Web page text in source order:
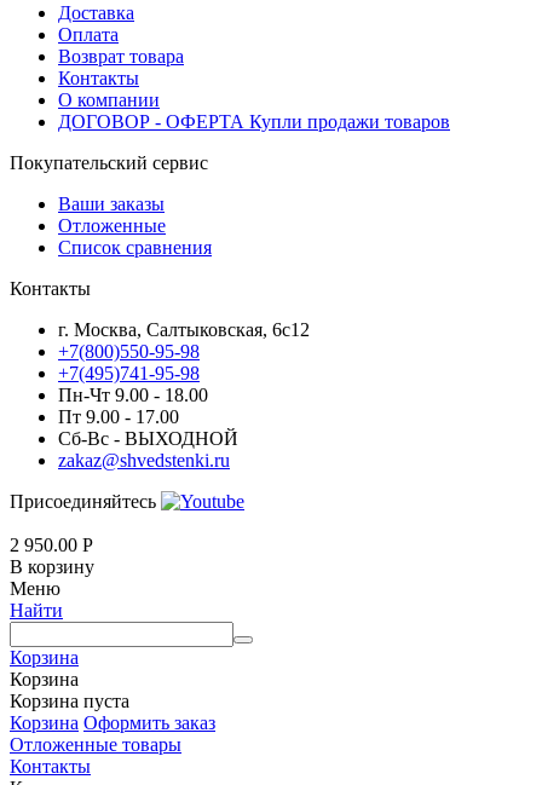
Доставка
Оплата
Возврат товара
Контакты
О компании
ДОГОВОР - ОФЕРТА Купли продажи товаров
Покупательский сервис
Ваши заказы
Отложенные
Список сравнения
Контакты
г. Москва, Салтыковская, 6с12
+7(800)550-95-98
+7(495)741-95-98
Пн-Чт 9.00 - 18.00
Пт 9.00 - 17.00
Сб-Вс - ВЫХОДНОЙ
zakaz@shvedstenki.ru
Присоединяйтесь
2 950.00 Р
В корзину
Меню
Найти
Корзина
Корзина
Корзина пуста
Корзина Оформить заказ
Отложенные товары
Контакты